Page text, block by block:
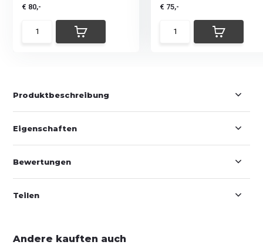
€ 80,-
€ 75,-
Produktbeschreibung
Eigenschaften
Bewertungen
Teilen
Andere kauften auch